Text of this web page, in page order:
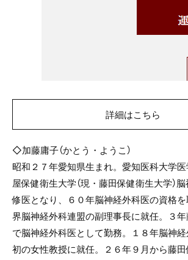
詳細はこちら
◇加藤庸子（かとう・ようこ）
昭和２７年愛知県生まれ。愛知医科大学
屋保健衛生大学（現・藤田保健衛生大学）
修医となり、６０年脳神経外科医の資格
界脳神経外科連盟の副理事長に就任。３
で脳神経外科医として勤務。１８年脳神
初の女性教授に就任。２６年９月から藤